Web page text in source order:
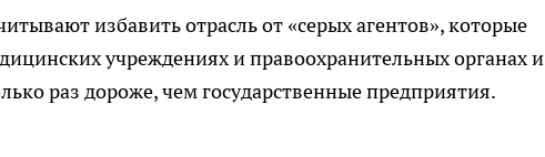
избавить отрасль от «серых агентов», которые
учреждениях и правоохранительных органах и
раз дороже, чем государственные предприятия.